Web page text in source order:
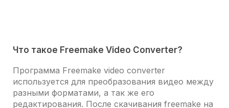
Что такое Freemake Video Converter?
Программа Freemake video converter
используется для преобразования видео между
разными форматами, а так же его
редактирования. После скачивания freemake на